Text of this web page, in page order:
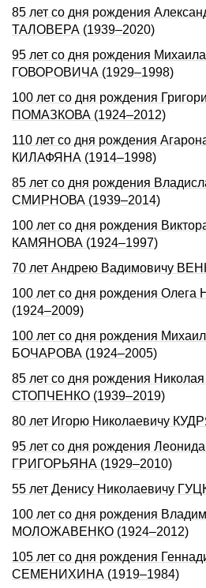
85 лет со дня рождения
ТАЛОВЕРА (1939–2020)
95 лет со дня рождения
ГОВОРОВИЧА (1929–1998)
100 лет со дня рождения
ПОМАЗКОВА (1924–2012)
110 лет со дня рождения
КИЛАФЯНА (1914–1998)
85 лет со дня рождения
СМИРНОВА (1939–2014)
100 лет со дня рождения
КАМЯНОВА (1924–1997)
70 лет Андрею Вадимовичу
100 лет со дня рождения
(1924–2009)
100 лет со дня рождения
БОЧАРОВА (1924–2005)
85 лет со дня рождения
СТОПЧЕНКО (1939–2019)
80 лет Игорю Николаевичу
95 лет со дня рождения Леонида
ГРИГОРЬЯНА (1929–2010)
55 лет Денису Николаевичу
100 лет со дня рождения
МОЛОЖАВЕНКО (1924–2012)
105 лет со дня рождения
СЕМЕНИХИHА (1919–1984)